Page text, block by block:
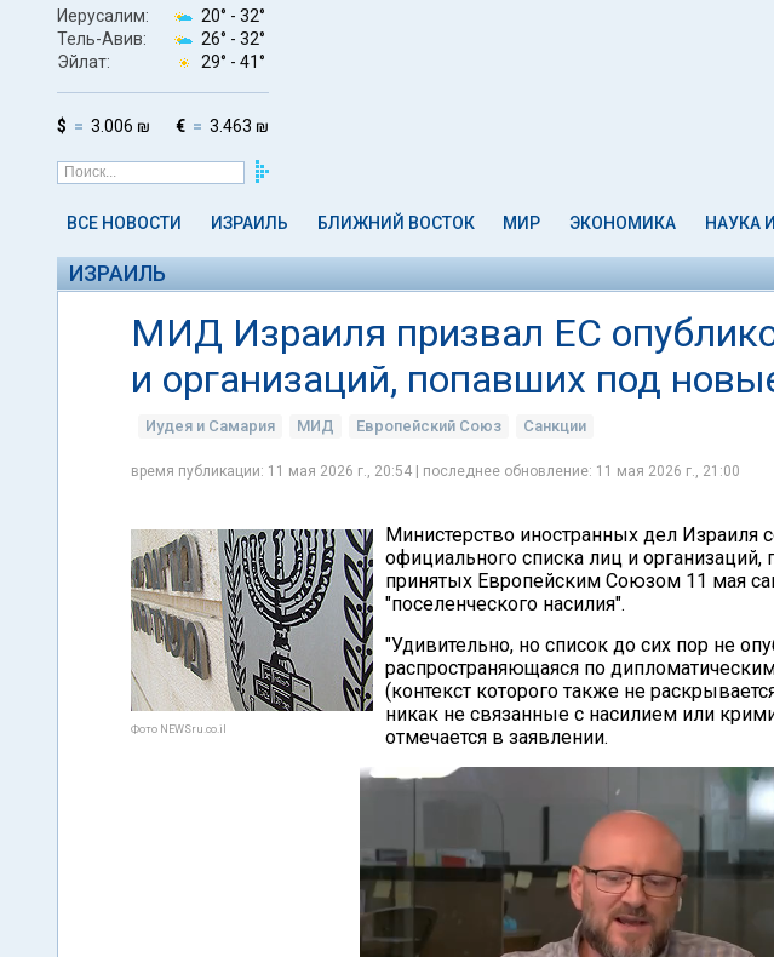
Иерусалим: 20° - 32°
Тель-Авив:
26° - 32°
Эйлат:
29° - 41°
$ 3.006 ₪ € 3.463 ₪
ВСЕ НОВОСТИ ИЗРАИЛЬ БЛИЖНИЙ ВОСТОК МИР ЭКОНОМИКА НАУКА
ИЗРАИЛЬ
МИД Израиля призвал ЕС
и организаций, попавших под
Иудея и Самария МИД Европейский Союз Санкции
время публикации: 11 мая 2026 г., 20:54 | последнее обновление: 11 мая 2026 г., 21:00
Фото NEWSru.co.il
Министерство иностранных дел Израиля
официального списка лиц и
принятых Европейским Союзом 11 мая
"поселенческого насилия".
"Удивительно, но список до сих пор не
распространяющаяся по
(контекст которого также не
никак не связанные с насилием или
отмечается в заявлении.